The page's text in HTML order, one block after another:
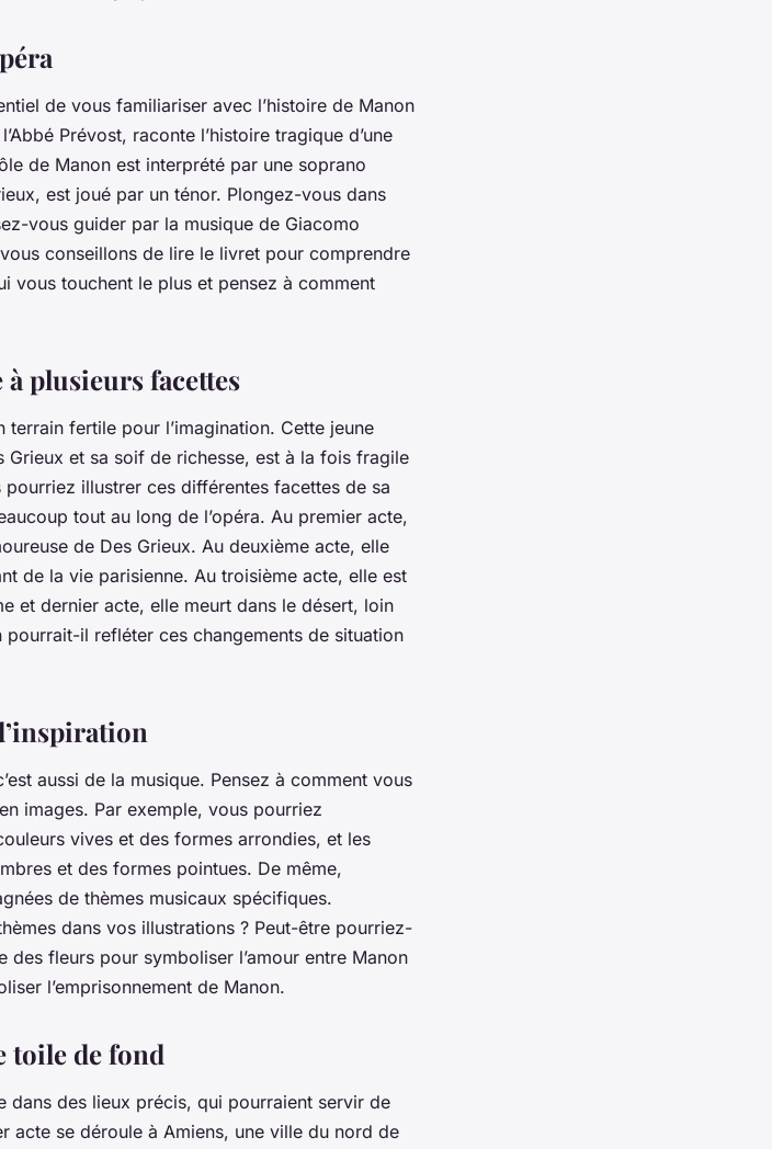
de vous familiariser avec l’histoire de Manon
Prévost, raconte l’histoire tragique d’une
de Manon est interprété par une soprano
est joué par un ténor. Plongez-vous dans
vous guider par la musique de Giacomo
conseillons de lire le livret pour comprendre
vous touchent le plus et pensez à comment
plusieurs facettes
terrain fertile pour l’imagination. Cette jeune
et sa soif de richesse, est à la fois fragile
illustrer ces différentes facettes de sa
tout au long de l’opéra. Au premier acte,
de Des Grieux. Au deuxième acte, elle
de la vie parisienne. Au troisième acte, elle est
et dernier acte, elle meurt dans le désert, loin
il refléter ces changements de situation
aussi de la musique. Pensez à comment vous
images. Par exemple, vous pourriez
vives et des formes arrondies, et les
et des formes pointues. De même,
de thèmes musicaux spécifiques.
dans vos illustrations ? Peut-être pourriez-
fleurs pour symboliser l’amour entre Manon
l’emprisonnement de Manon.
toile de fond
dans des lieux précis, qui pourraient servir de
acte se déroule à Amiens, une ville du nord de